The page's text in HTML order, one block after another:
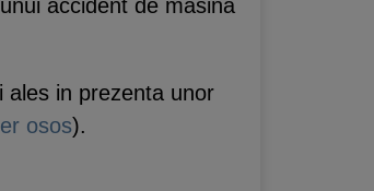
accident de masina
ales in prezenta unor
osos).